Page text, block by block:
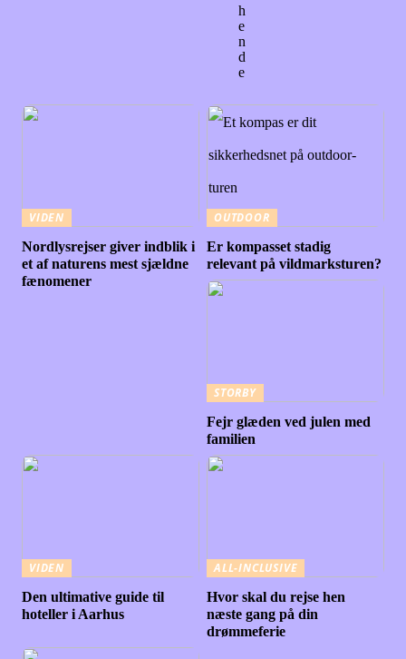
h
e
n
d
e
VIDEN
Nordlysrejser giver indblik i
et af naturens mest sjældne
fænomener
OUTDOOR
Er kompasset stadig
relevant på vildmarksturen?
STORBY
Fejr glæden ved julen med
familien
VIDEN
Den ultimative guide til
hoteller i Aarhus
ALL-INCLUSIVE
Hvor skal du rejse hen
næste gang på din
drømmeferie